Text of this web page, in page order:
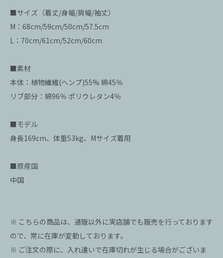
■サイズ（着丈/身幅/肩幅/袖丈）
M：68cm/59cm/50cm/57.5cm
L：70cm/61cm/52cm/60cm
■素材
本体：植物繊維(ヘンプ)55% 綿45％
リブ部分：綿96％ ポリウレタン4％
■モデル
身長169cm、体重53kg、Mサイズ着用
■原産国
中国
※ こちらの商品は、通販以外に実店舗でも販売を行っております
ので、常に在庫が変動しております。
※ ご注文の際に、入れ違いで在庫切れが生じる場合がございま